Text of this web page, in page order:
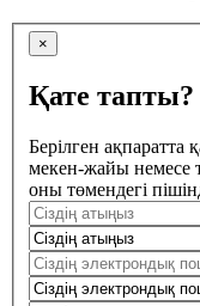
×
Қате тапты?
Берілген ақпаратта
мекен-жайы немесе
оны төмендегі